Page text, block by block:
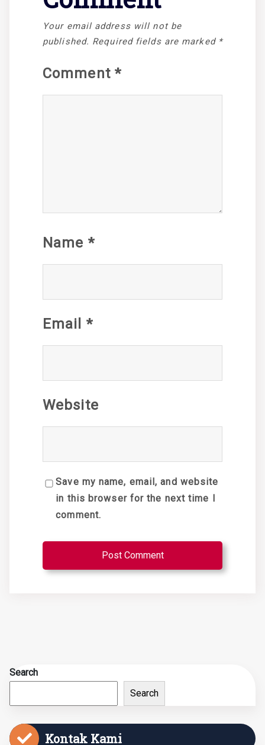
Your email address will not be
published. Required fields are marked *
Comment *
Name *
Email *
Website
Save my name, email, and website
in this browser for the next time I
comment.
Search
Search
Kontak Kami